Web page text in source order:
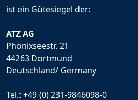
ist ein Gütesiegel der:
ATZ AG
Phönixseestr. 21
44263 Dortmund
Deutschland/ Germany
Tel.: +49 (0) 231-9846098-0